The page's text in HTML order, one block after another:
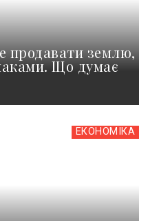
продавати землю,
Що думає
ЕКОНОМІКА